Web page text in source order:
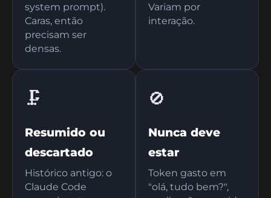
system prompt).
Caras, então
precisam ser
densas.
Variam por
interação.
🗜️
Resumido ou
descartado
Histórico antigo: o
Claude Code
🚫
Nunca deve
estar
Token gasto em
"olá, tudo bem?",